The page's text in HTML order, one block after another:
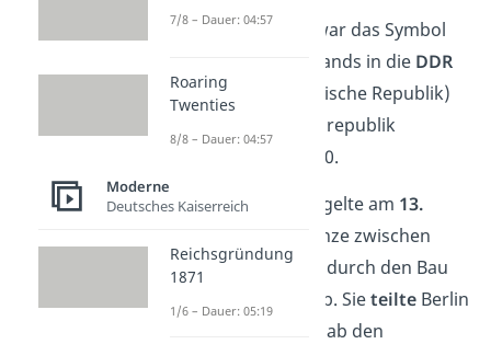
DieBerliner Mauer
war das Symbol
der Teilung Deutschlands in die DDR
(Deutsche Demokratische Republik)
(Bundesrepublik
Deutschland) bis 1990.
Die DDR-Führung riegelte am 13.
die Grenze zwischen
Ost- und West-Berlin durch den Bau
der Berliner Mauer ab. SieteilteBerlin
in der Mitte und umgab den
7/8 – Dauer: 04:57
Roaring
Twenties
8/8 – Dauer: 04:57
Moderne
Deutsches Kaiserreich
Reichsgründung
1871
1/6 – Dauer: 05:19